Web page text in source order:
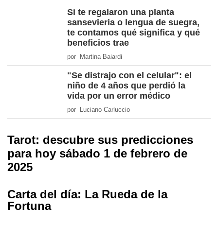
Si te regalaron una planta
sansevieria o lengua de suegra,
te contamos qué significa y qué
beneficios trae
por Martina Baiardi
"Se distrajo con el celular": el
niño de 4 años que perdió la
vida por un error médico
por Luciano Carluccio
Tarot: descubre sus predicciones
para hoy sábado 1 de febrero de
2025
Carta del día: La Rueda de la
Fortuna